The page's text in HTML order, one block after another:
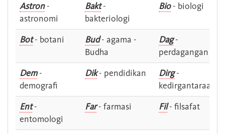
Astron-
astronomi
Bakt-
bakteriologi
Bio- biologi
Bot- botani Bud- agama -
Budha
Dag-
perdagangan
Dem-
demografi
Dik- pendidikan Dirg-
kedirgantaraan
Ent-
entomologi
Far- farmasi Fil- filsafat